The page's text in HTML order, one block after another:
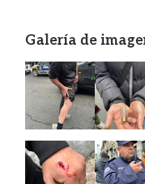
Galería de
Imagen
Imagen
Imagen Imagen